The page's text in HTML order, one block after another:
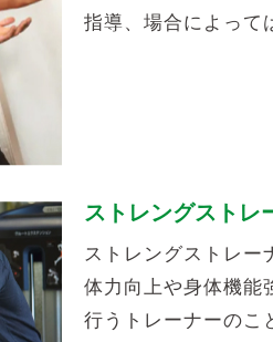
指導、場合によって
ストレングストレ
ストレングストレー
体力向上や身体機能
行うトレーナーのこ